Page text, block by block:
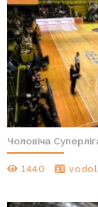
Чоловіча
1440